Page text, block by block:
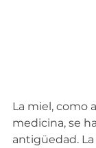
La miel, como
medicina, se
antigüedad.